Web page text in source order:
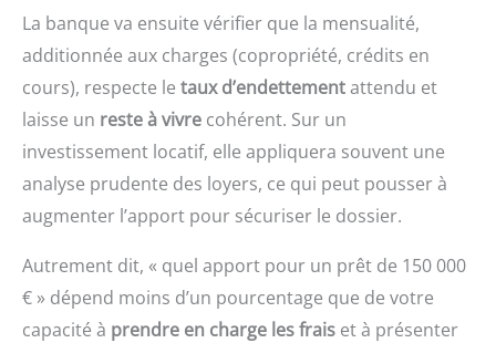
La banque va ensuite vérifier que la mensualité,
additionnée aux charges (copropriété, crédits en
cours), respecte le taux d’endettementattendu et
laisse un reste à vivre cohérent. Sur un
investissement locatif, elle appliquera souvent une
analyse prudente des loyers, ce qui peut pousser à
augmenter l’apport pour sécuriser le dossier.
Autrement dit, « quel apport pour un prêt de 150 000
€ » dépend moins d’un pourcentage que de votre
capacité à prendre en charge les frais et à présenter